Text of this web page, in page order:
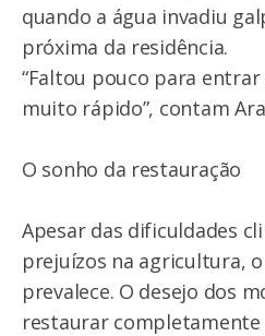
quando a água invadiu
próxima da residência.
“Faltou pouco para entrar
muito rápido”, contam
O sonho da restauração
Apesar das dificuldades
prejuízos na agricultura,
prevalece. O desejo dos
restaurar